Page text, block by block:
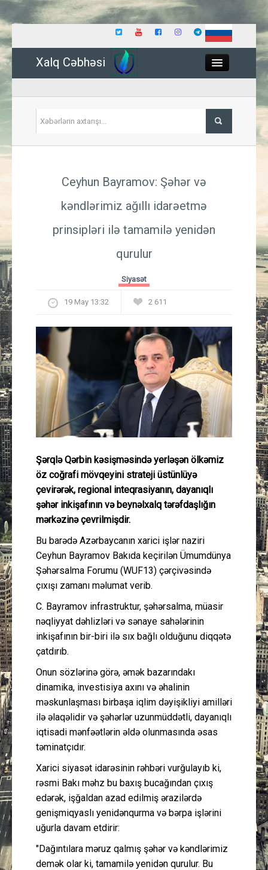
Xalq Cəbhəsi
İqtisadiyyat
Müsahibə
İdman
Layihə
Gündəm
Cəmiyyət
Peşə etikası
Ceyhun Bayramov: Şəhər və
kəndlərimiz ağıllı idarəetmə
prinsipləri ilə tamamilə yenidən
qurulur
Siyasət
19 May 13:32 2 611
Şərqlə Qərbin kəsişməsində yerləşən ölkəmiz
öz coğrafi mövqeyini strateji üstünlüyə
çevirərək, regional inteqrasiyanın, dayanıqlı
şəhər inkişafının və beynəlxalq tərəfdaşlığın
mərkəzinə çevrilmişdir.
Bu barədə Azərbaycanın xarici işlər naziri
Ceyhun Bayramov Bakıda keçirilən Ümumdünya
Şəhərsalma Forumu (WUF13) çərçivəsində
çıxışı zamanı məlumat verib.
C. Bayramov infrastruktur, şəhərsalma, müasir
nəqliyyat dəhlizləri və sənaye sahələrinin
inkişafının bir-biri ilə sıx bağlı olduğunu diqqətə
çatdırıb.
Onun sözlərinə görə, əmək bazarındakı
dinamika, investisiya axını və əhalinin
məskunlaşması birbaşa iqlim dəyişikliyi amilləri
ilə əlaqəlidir və şəhərlər uzunmüddətli, dayanıqlı
iqtisadi mənfəətlərin əldə olunmasında əsas
təminatçıdır.
Xarici siyasət idarəsinin rəhbəri vurğulayıb ki,
rəsmi Bakı məhz bu baxış bucağından çıxış
edərək, işğaldan azad edilmiş ərazilərdə
genişmiqyaslı yenidənqurma və bərpa işlərini
uğurla davam etdirir:
"Dağıntılara məruz qalmış şəhər və kəndlərimiz
demək olar ki, tamamilə yenidən qurulur. Bu